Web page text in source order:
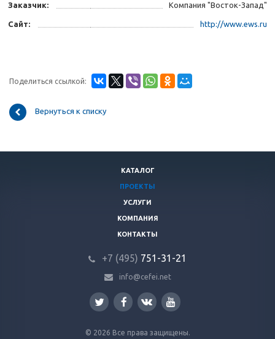
Заказчик: Компания "Восток-Запад"
Сайт: http://www.ews.ru
Поделиться ссылкой:
Вернуться к списку
КАТАЛОГ
ПРОЕКТЫ
УСЛУГИ
КОМПАНИЯ
КОНТАКТЫ
+7 (495) 751-31 -21
info@cefei.net
© 2026 Все права защищены.